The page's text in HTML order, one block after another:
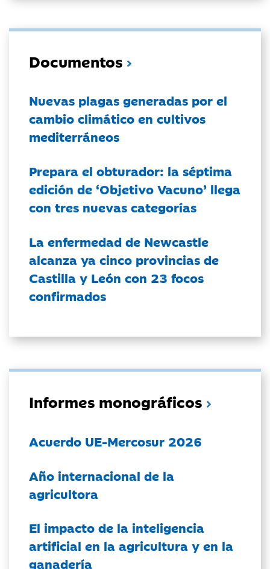
Documentos
Nuevas plagas generadas por el
cambio climático en cultivos
mediterráneos
Prepara el obturador: la séptima
edición de ‘Objetivo Vacuno’ llega
con tres nuevas categorías
La enfermedad de Newcastle
alcanza ya cinco provincias de
Castilla y León con 23 focos
confirmados
Informes monográficos
Acuerdo UE-Mercosur 2026
Año internacional de la
agricultora
El impacto de la inteligencia
artificial en la agricultura y en la
ganadería